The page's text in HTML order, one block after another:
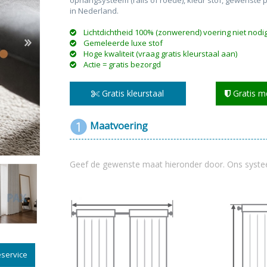
Linnen gordijnen
& plisses Elektrische rolgordijnen
in Nederland.
Lichtdichtheid 100% (zonwerend) voering niet
Gemeleerde luxe stof
Hoge kwaliteit (vraag gratis kleurstaal aan)
Actie = gratis bezorgd
Gratis kleurstaal Gratis
Maatvoering
Geef de gewenste maat hieronder door. Ons